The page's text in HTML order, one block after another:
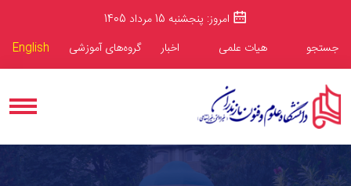
امروز: پنجشنبه 15 مرداد 1405
جستجو
هیات علمی اخبار گروه‌های آموزشی English